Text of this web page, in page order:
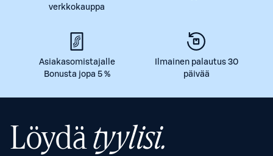
verkkokauppa
Asiakasomistajalle
Bonusta jopa 5 %
Ilmainen palautus 30
päivää
Löydätyylisi.